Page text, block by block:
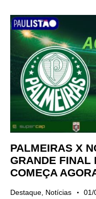
PALMEIRAS X
GRANDE FINAL
COMEÇA
Destaque Notícias 01/